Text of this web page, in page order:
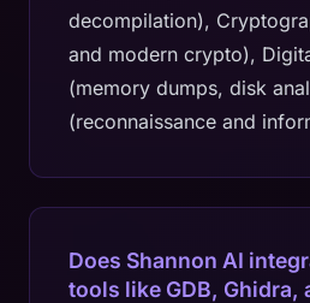
decompilation),
and modern crypto),
(memory dumps, disk
(reconnaissance and
Does Shannon AI
tools like GDB, Ghidra,